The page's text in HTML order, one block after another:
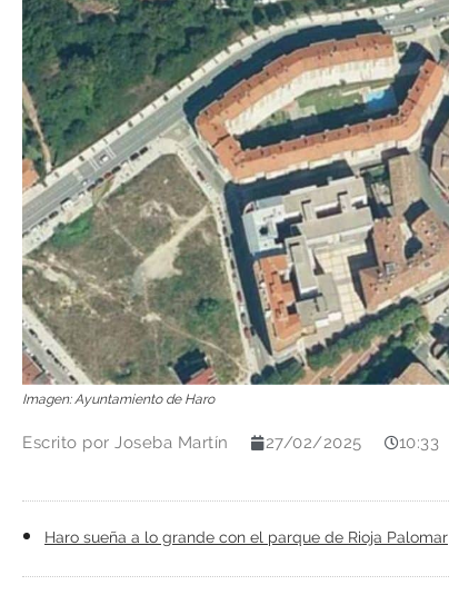
Imagen: Ayuntamiento de Haro
Escrito por Joseba Martín 27/02/2025 10:33
Haro sueña a lo grande con el parque de Rioja Palomar